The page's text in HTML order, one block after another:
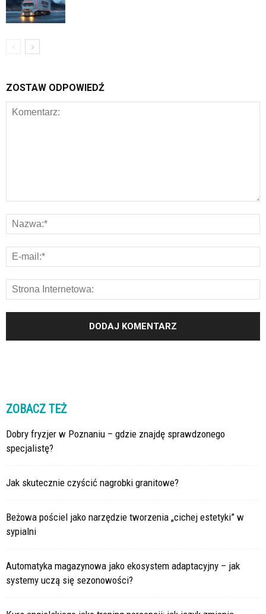
ZOSTAW ODPOWIEDŹ
ZOBACZ TEŻ
Dobry fryzjer w Poznaniu – gdzie znajdę sprawdzonego
specjalistę?
Jak skutecznie czyścić nagrobki granitowe?
Beżowa pościel jako narzędzie tworzenia „cichej estetyki” w
sypialni
Automatyka magazynowa jako ekosystem adaptacyjny – jak
systemy uczą się sezonowości?